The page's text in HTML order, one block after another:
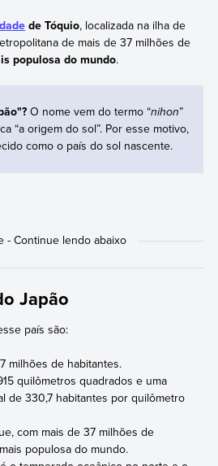
de Tóquio, localizada na ilha de
de mais de 37 milhões de
populosa do mundo.
O nome vem do termo “nihon”
“a origem do sol”. Por esse motivo,
como o país do sol nascente.
Japão
país são:
milhões de habitantes.
quilômetros quadrados e uma
de 330,7 habitantes por quilômetro
com mais de 37 milhões de
populosa do mundo.